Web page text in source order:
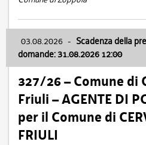
03.08.2026 - Scadenza della
domande: 31.08.2026 12:00
327/26 – Comune di
Friuli – AGENTE DI
per il Comune di
FRIULI